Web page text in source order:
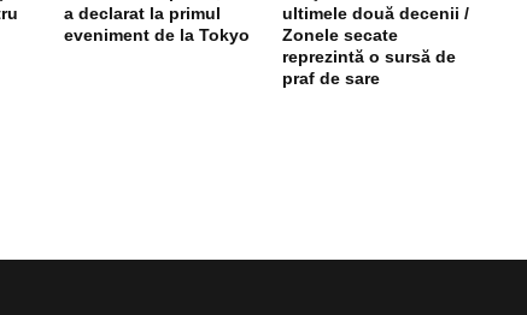
a declarat la primul
eveniment de la Tokyo
ultimele două decenii /
Zonele secate
reprezintă o sursă de
praf de sare